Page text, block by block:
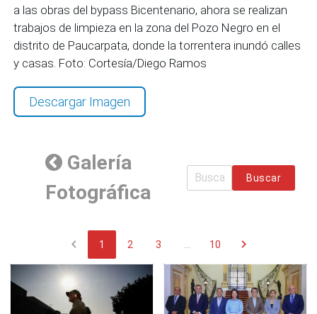
a las obras del bypass Bicentenario, ahora se realizan
trabajos de limpieza en la zona del Pozo Negro en el
distrito de Paucarpata, donde la torrentera inundó calles
y casas. Foto: Cortesía/Diego Ramos
Descargar Imagen
Galería
Fotográfica
Buscar
chevron_left 1 2 3 10 chevron_right